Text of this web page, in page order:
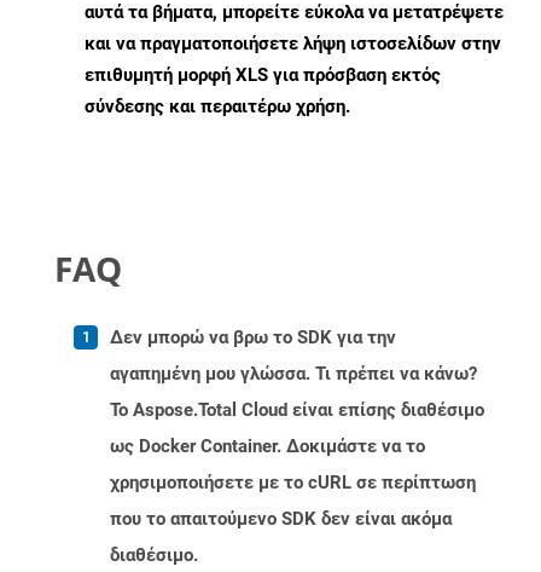
αυτά τα βήματα, μπορείτε εύκολα να μετατρέψετε
και να πραγματοποιήσετε λήψη ιστοσελίδων στην
επιθυμητή μορφή XLS για πρόσβαση εκτός
σύνδεσης και περαιτέρω χρήση.
FAQ
Δεν μπορώ να βρω το SDK για την
αγαπημένη μου γλώσσα. Τι πρέπει να κάνω?
Το Aspose.Total Cloud είναι επίσης διαθέσιμο
ως Docker Container. Δοκιμάστε να το
χρησιμοποιήσετε με το cURL σε περίπτωση
που το απαιτούμενο SDK δεν είναι ακόμα
διαθέσιμο.